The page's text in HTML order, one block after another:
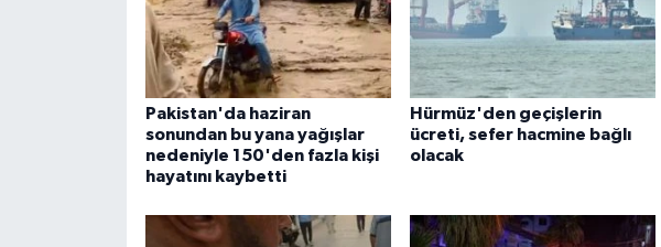
Pakistan'da haziran
sonundan bu yana yağışlar
nedeniyle 150'den fazla kişi
hayatını kaybetti
Hürmüz'den geçişlerin
ücreti, sefer hacmine bağlı
olacak